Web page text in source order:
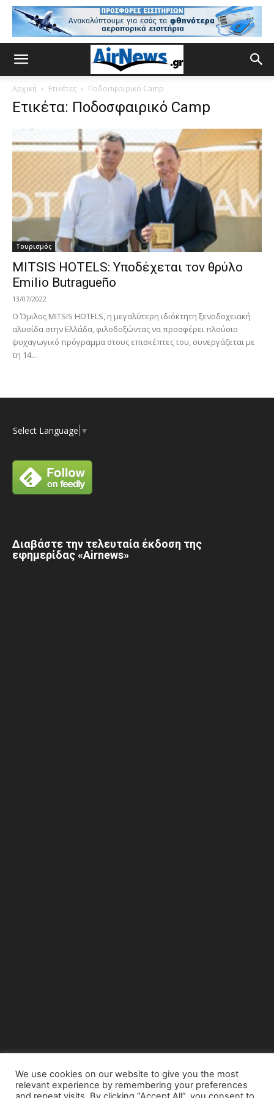
Αρχική Ετικέτες Ποδοσφαιρικό Camp
Ετικέτα: Ποδοσφαιρικό Camp
Τουρισμός
MITSIS HOTELS: Υποδέχεται τον θρύλο
Emilio Butragueño
13/07/2022
Ο Όμιλος MITSIS HOTELS, η μεγαλύτερη ιδιόκτητη ξενοδοχειακή
αλυσίδα στην Ελλάδα, φιλοδοξώντας να προσφέρει πλούσιο
ψυχαγωγικό πρόγραμμα στους επισκέπτες του, συνεργάζεται με
τη 14...
Select Language ▼
Διαβάστε την τελευταία έκδοση της
εφημερίδας «Airnews»
© Copyright 2015 - www.airnews.gr
We use cookies on our website to give you the most
relevant experience by remembering your preferences